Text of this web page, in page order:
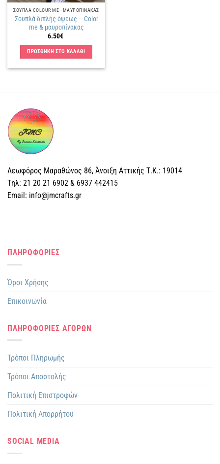
ΣΟΥΠΛΑ COLOUR ME - ΜΑΥΡΟΠΙΝΑΚΑΣ
Σουπλά διπλής όψεως – Color
me & μαυροπίνακας
6.50€
ΠΡΟΣΘΗΚΗ ΣΤΟ ΚΑΛΑΘΙ
Λεωφόρος Μαραθώνος 86, Άνοιξη Αττικής Τ.Κ.: 19014
Tηλ: 21 20 21 6902 & 6937 442415
Email: info@jmcrafts.gr
ΠΛΗΡΟΦΟΡΙΕΣ
Όροι Χρήσης
Επικοινωνία
ΠΛΗΡΟΦΟΡΙΕΣ ΑΓΟΡΩΝ
Τρόποι Πληρωμής
Τρόποι Αποστολής
Πολιτική Επιστροφών
Πολιτική Απορρήτου
SOCIAL MEDIA